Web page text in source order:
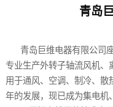
青岛
青岛巨维电器有限公司座
专业生产外转子轴流风机、
用于通风、空调、制冷、
年的发展，现已成为集电机